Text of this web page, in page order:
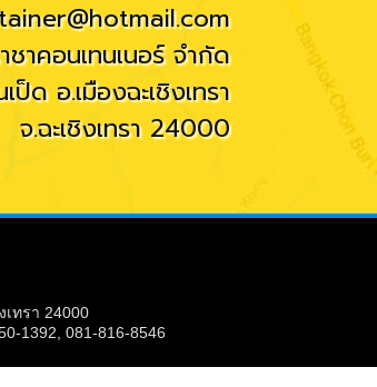
าคอนเทนเนอร์ จำกัด
ด อ.เมืองฉะเชิงเทรา
จ.ฉะเชิงเทรา 24000
ทรา 24000
1392, 081-816-8546